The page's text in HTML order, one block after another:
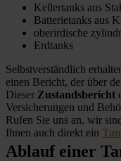
Kellertanks aus
Batterietanks aus
oberirdische
Erdtanks
Selbstverständlich
einen Bericht, der über
Dieser Zustandsbericht
Versicherungen und
Rufen Sie uns an, wir
Ihnen auch direkt ein
Ablauf einer